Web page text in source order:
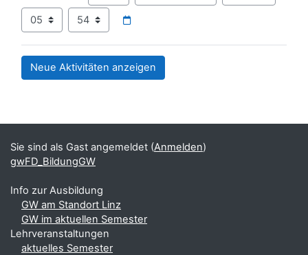
Stunde Minute
Ergänzungsblöcke
Sie sind als Gast angemeldet (Anmelden)
gwFD_BildungGW
Info zur Ausbildung
GW am Standort Linz
GW im aktuellen Semester
Lehrveranstaltungen
aktuelles Semester